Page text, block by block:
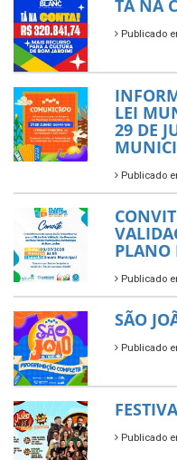
TÁ NA
Publicado
LEI
29 DE
Publicado
PLANO
Publicado
SÃO
Publicado
Publicado